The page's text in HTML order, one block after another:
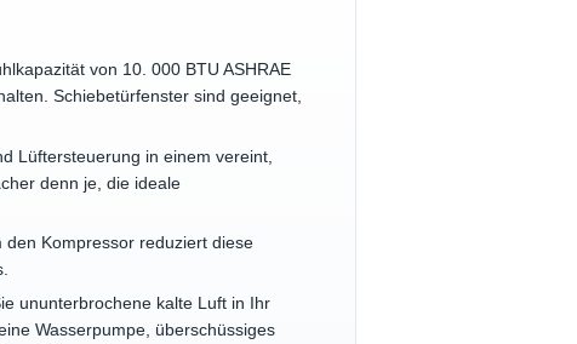
von 10. 000 BTU ASHRAE
Schiebetürfenster sind geeignet,
Lüftersteuerung in einem vereint,
denn je, die ideale
Kompressor reduziert diese
ununterbrochene kalte Luft in Ihr
Wasserpumpe, überschüssiges